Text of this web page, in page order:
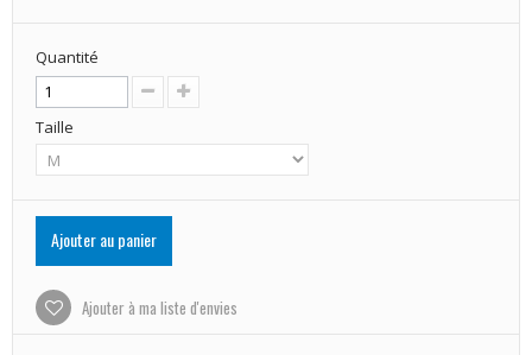
Quantité
Taille
Ajouter au panier
Ajouter à ma liste d'envies